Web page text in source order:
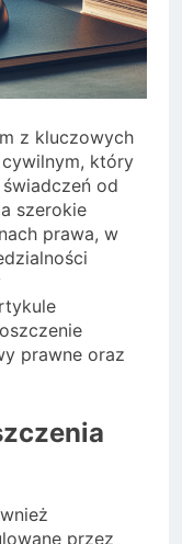
z kluczowych
który
od
szerokie
prawa, w
prawne oraz
przez